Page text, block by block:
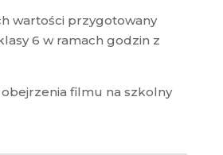
wartości przygotowany
6 w ramach godzin z
filmu na szkolny